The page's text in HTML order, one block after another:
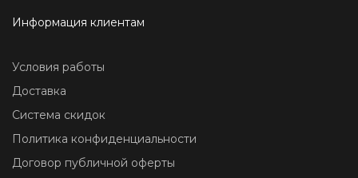
Информация клиентам
Условия работы
Доставка
Система скидок
Политика конфиденциальности
Договор публичной оферты